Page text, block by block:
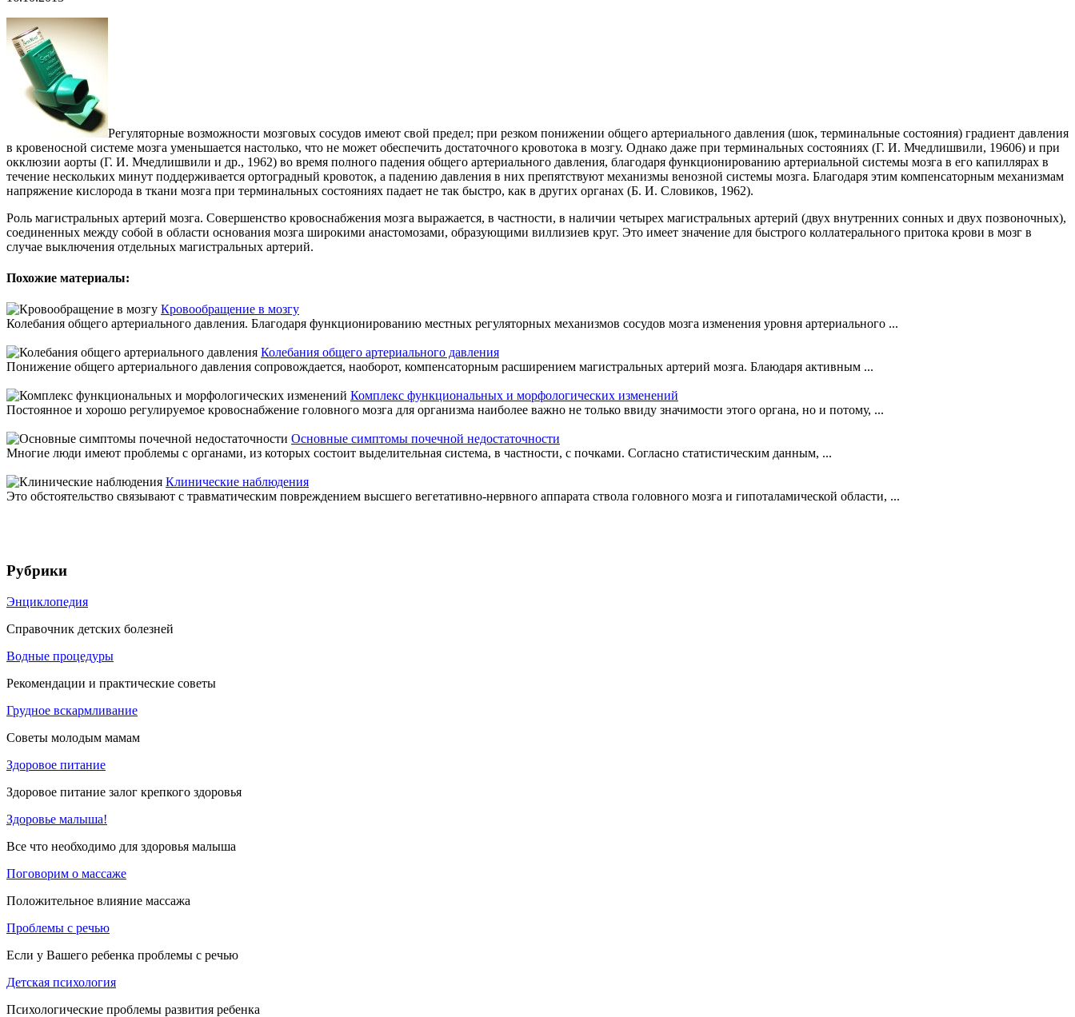
Регуляторные возможности мозговых сосудов имеют свой предел; при резком понижении общего артериального давления (шок, терминальные состояния) градиент давления
в кровеносной системе мозга уменьшается настолько, что не может обеспечить достаточного кровотока в мозгу. Однако даже при терминальных состояниях (Г. И. Мчедлишвили, 19606) и при
окклюзии аорты (Г. И. Мчедлишвили и др., 1962) во время полного падения общего артериального давления, благодаря функционированию артериальной системы мозга в его капиллярах в
течение нескольких минут поддерживается ортоградный кровоток, а падению давления в них препятствуют механизмы венозной системы мозга. Благодаря этим компенсаторным механизмам
напряжение кислорода в ткани мозга при терминальных состояниях падает не так быстро, как в других органах (Б. И. Словиков, 1962).
Роль магистральных артерий мозга. Совершенство кровоснабжения мозга выражается, в частности, в наличии четырех магистральных артерий (двух внутренних сонных и двух позвоночных),
соединенных между собой в области основания мозга широкими анастомозами, образующими виллизиев круг. Это имеет значение для быстрого коллатерального притока крови в мозг в
случае выключения отдельных магистральных артерий.
Похожие материалы:
Кровообращение в мозгу
Колебания общего артериального давления. Благодаря функционированию местных регуляторных механизмов сосудов мозга изменения уровня артериального ...
Колебания общего артериального давления
Понижение общего артериального давления сопровождается, наоборот, компенсаторным расширением магистральных артерий мозга. Блаюдаря активным ...
Комплекс функциональных и морфологических изменений
Постоянное и хорошо регулируемое кровоснабжение головного мозга для организма наиболее важно не только ввиду значимости этого органа, но и потому, ...
Основные симптомы почечной недостаточности
Многие люди имеют проблемы с органами, из которых состоит выделительная система, в частности, с почками. Согласно статистическим данным, ...
Клинические наблюдения
Это обстоятельство связывают с травматическим повреждением высшего вегетативно-нервного аппарата ствола головного мозга и гипоталамической области, ...
Рубрики
Энциклопедия
Справочник детских болезней
Водные процедуры
Рекомендации и практические советы
Грудное вскармливание
Советы молодым мамам
Здоровое питание
Здоровое питание залог крепкого здоровья
Здоровье малыша!
Все что необходимо для здоровья малыша
Поговорим о массаже
Положительное влияние массажа
Проблемы с речью
Если у Вашего ребенка проблемы с речью
Детская психология
Психологические проблемы развития ребенка